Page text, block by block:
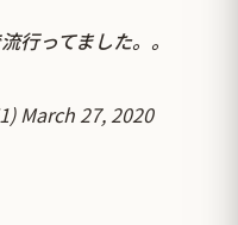
行ってました。。
March 27, 2020